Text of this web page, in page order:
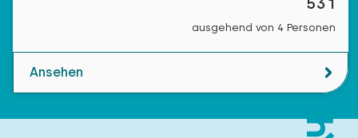
ausgehend von 4 Personen
Ansehen